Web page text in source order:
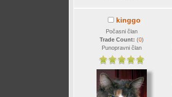
kinggo
Počasni član
Trade Count:(0)
Punopravni član